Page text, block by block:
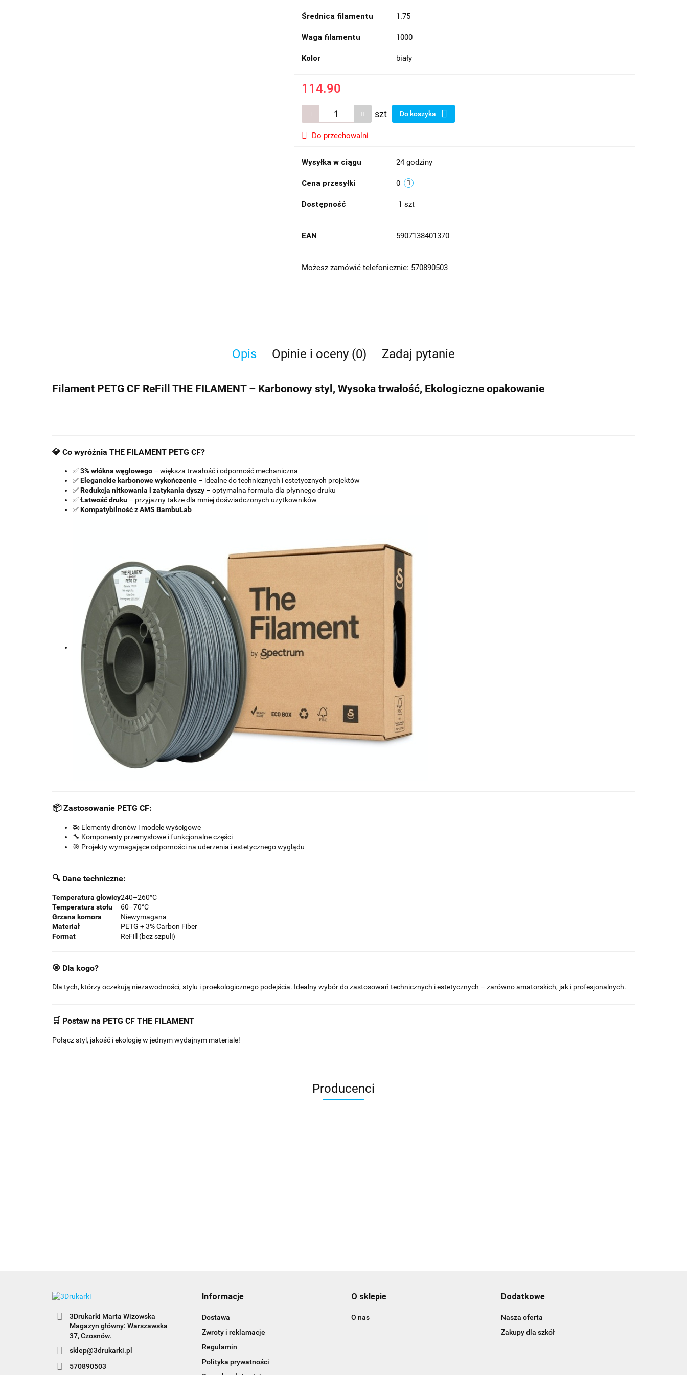
Średnica filamentu 1.75
Waga filamentu 1000
Kolor biały
114.90
szt Do koszyka
Do przechowalni
Wysyłka w ciągu 24 godziny
Cena przesyłki 0
Dostępność 1 szt
EAN 5907138401370
Możesz zamówić telefonicznie: 570890503
Opis Opinie i oceny (0) Zadaj pytanie
Filament PETG CF ReFill THE FILAMENT – Karbonowy styl, Wysoka trwałość, Ekologiczne opakowanie
💎 Co wyróżnia THE FILAMENT PETG CF?
✅3% włókna węglowego – większa trwałość i odporność mechaniczna
✅Eleganckie karbonowe wykończenie – idealne do technicznych i estetycznych projektów
✅Redukcja nitkowania i zatykania dyszy – optymalna formuła dla płynnego druku
✅Łatwość druku – przyjazny także dla mniej doświadczonych użytkowników
✅Kompatybilność z AMS BambuLab
📦 Zastosowanie PETG CF:
🚁 Elementy dronów i modele wyścigowe
🔧 Komponenty przemysłowe i funkcjonalne części
🎯 Projekty wymagające odporności na uderzenia i estetycznego wyglądu
🔍 Dane techniczne:
Temperatura głowicy240–260°C
Temperatura stołu
60–70°C
Grzana komora
Niewymagana
Materiał
PETG + 3% Carbon Fiber
Format
ReFill (bez szpuli)
🎯 Dla kogo?
Dla tych, którzy oczekują niezawodności, stylu i proekologicznego podejścia. Idealny wybór do zastosowań technicznych i estetycznych – zarówno amatorskich, jak i profesjonalnych.
🛒 Postaw na PETG CF THE FILAMENT
Połącz styl, jakość i ekologię w jednym wydajnym materiale!
Producenci
3Drukarki Marta Wizowska
Magazyn główny: Warszawska
sklep@3drukarki.pl
570890503
Informacje
Dostawa
Zwroty i reklamacje
Regulamin
Polityka prywatności
O sklepie
O nas
Dodatkowe
Nasza oferta
Zakupy dla szkół